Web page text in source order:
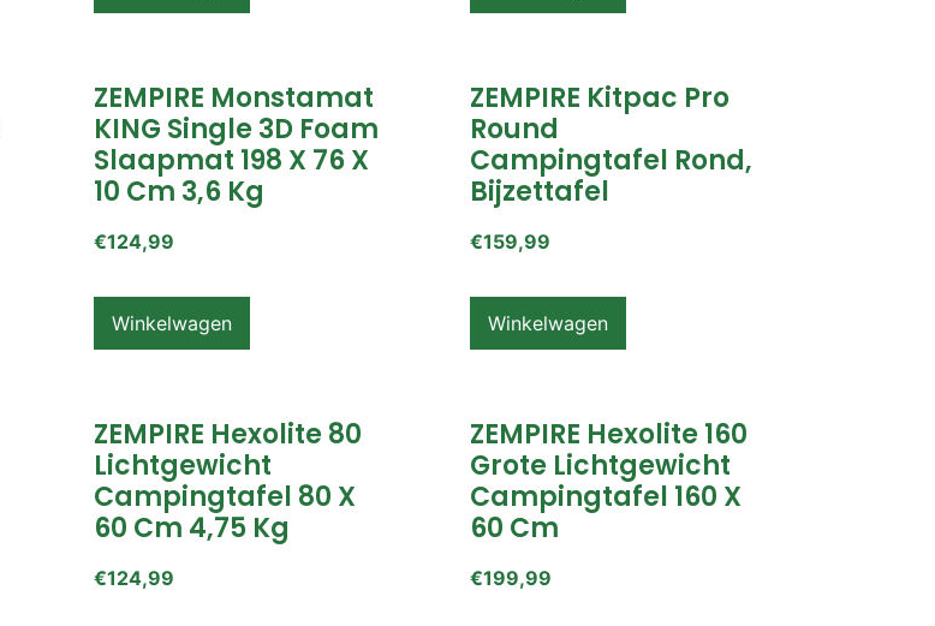
ZEMPIRE Monstamat
KING Single 3D Foam
Slaapmat 198 X 76 X
10 Cm 3,6 Kg
€124,99
Winkelwagen
ZEMPIRE Kitpac Pro
Round
Campingtafel Rond,
Bijzettafel
€159,99
Winkelwagen
ZEMPIRE Hexolite 80
Lichtgewicht
Campingtafel 80 X
60 Cm 4,75 Kg
€124,99
ZEMPIRE Hexolite 160
Grote Lichtgewicht
Campingtafel 160 X
60 Cm
€199,99